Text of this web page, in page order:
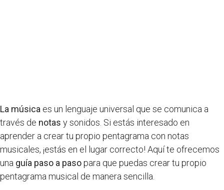
La música es un lenguaje universal que se comunica a
través de notas y sonidos. Si estás interesado en
aprender a crear tu propio pentagrama con notas
musicales, ¡estás en el lugar correcto! Aquí te ofrecemos
una guía paso a pasopara que puedas crear tu propio
pentagrama musical de manera sencilla.